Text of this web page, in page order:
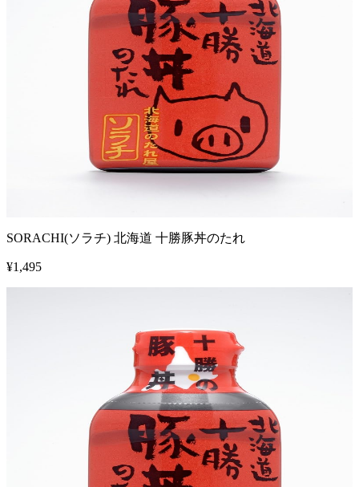
SORACHI(ソラチ) 北海道 十勝豚丼のたれ
¥1,495